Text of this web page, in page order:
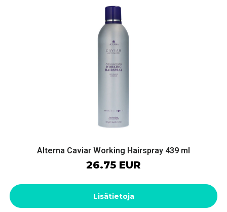
Alterna Caviar Working Hairspray 439 ml
26.75 EUR
Lisätietoja